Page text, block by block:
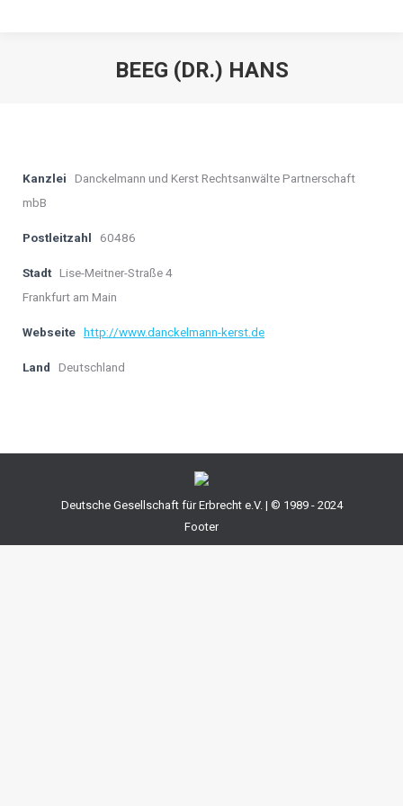
BEEG (DR.) HANS
Kanzlei
Danckelmann und Kerst Rechtsanwälte Partnerschaft
mbB
Postleitzahl 60486
Stadt Lise-Meitner-Straße 4
Frankfurt am Main
Webseite http://www.danckelmann-kerst.de
Land Deutschland
Deutsche Gesellschaft für Erbrecht e.V. | © 1989 - 2024
Footer